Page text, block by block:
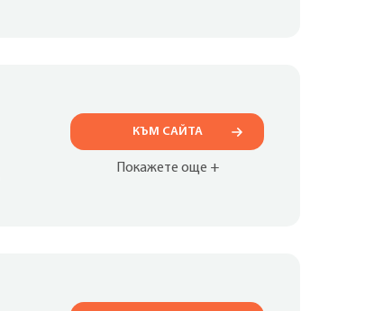
КЪМ САЙТА
Покажете още +